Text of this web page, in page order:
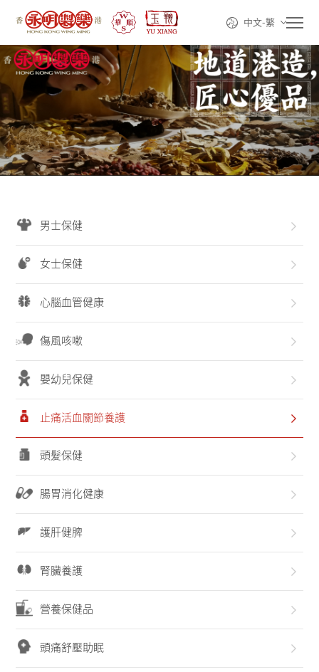
中文-繁
首頁
走進永明
產品系列
線上購買
動態資訊
聯系我們
男士保健
女士保健
心腦血管健康
傷風咳嗽
嬰幼兒保健
止痛活血關節養護
頭髮保健
腸胃消化健康
護肝健脾
腎臟養護
營養保健品
頭痛舒壓助眠